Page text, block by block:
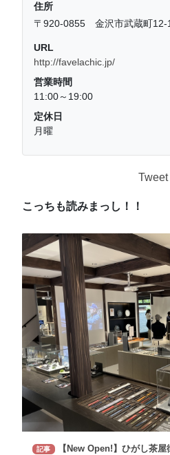
住所
〒920-0855 金沢市武蔵町
URL
http://favelachic.jp/
営業時間
11:00～19:00
定休日
月曜
Tweet
こっちも読みまっし！！
記事
【New Open!】ひがし茶屋